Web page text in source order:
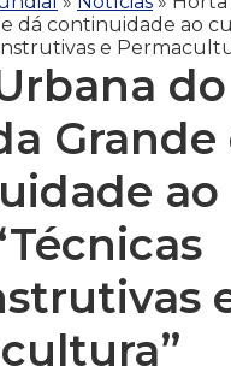
dá continuidade ao
e
do
Grande
ao